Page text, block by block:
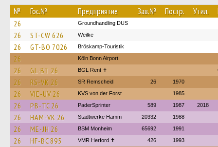
№ Гос.№ Предприятие Зав.№ Постр. Утил.
26 Groundhandling DUS
26 ST-CW 626 Weilke
26 GT-BO 7026 Bröskamp-Touristik
26 Köln Bonn Airport
26 GL-BT 26 BGL Rent ✝︎
26 RS-VK 26 SR Remscheid 26 1970
26 VIE-UV 26 KVS von der Forst 1985
26 PB-TC 26 PaderSprinter 589 1987 2018
26 HAM-VK 26 Stadtwerke Hamm 20332 1988
26 ME-JH 26 BSM Monheim 65692 1991
26 HF-BC 895 VMR Herford ✝ 426 1993